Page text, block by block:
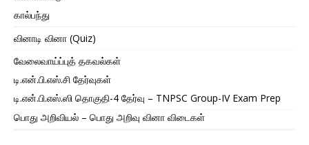
கால்பந்து
வினாடி வினா (Quiz)
வேலைவாய்ப்புத் தகவல்கள்
டி.என்.பி.எஸ்.சி தேர்வுகள்
டி.என்.பி.எஸ்.ஸி தொகுதி-4 தேர்வு – TNPSC Group-IV Exam Prep
பொது அறிவியல் – பொது அறிவு வினா விடைகள்